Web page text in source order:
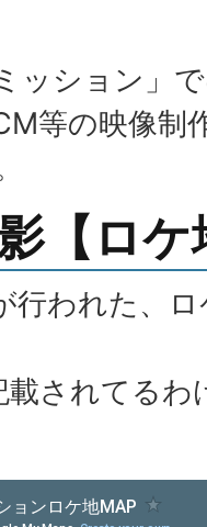
ッション」
等の映像制
【ロ
行われた、
されてるわ